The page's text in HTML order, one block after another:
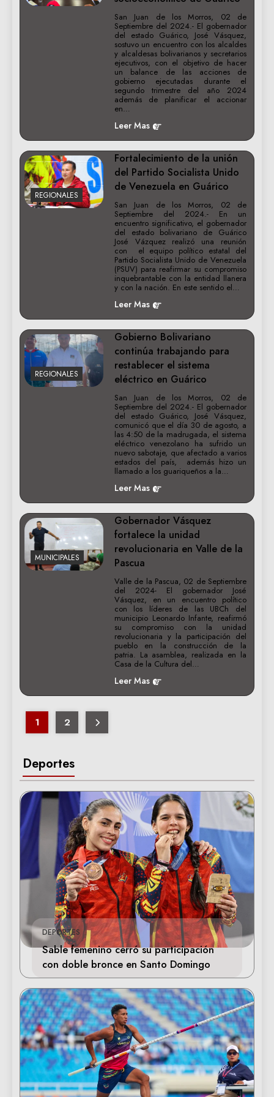
Deportes
DEPORTES
Sable femenino cerró su participación
con doble bronce en Santo Domingo
San Juan de los Morros, 02 de
Septiembre del 2024.- El gobernador
del estado Guárico, José Vásquez,
sostuvo un encuentro con los alcaldes
y alcaldesas bolivarianos y secretarios
ejecutivos, con el objetivo de hacer
un balance de las acciones de
gobierno ejecutadas durante el
segundo trimestre del año 2024
además de planificar el accionar
en…
Leer Mas
REGIONALES
Fortalecimiento de la unión
del Partido Socialista Unido
de Venezuela en Guárico
San Juan de los Morros, 02 de
Septiembre del 2024.- En un
encuentro significativo, el gobernador
del estado bolivariano de Guárico
José Vázquez realizó una reunión
con el equipo político estatal del
Partido Socialista Unido de Venezuela
(PSUV) para reafirmar su compromiso
inquebrantable con la entidad llanera
y con la nación. En este sentido el…
Leer Mas
REGIONALES
Gobierno Bolivariano
continúa trabajando para
restablecer el sistema
eléctrico en Guárico
San Juan de los Morros, 02 de
Septiembre del 2024.- El gobernador
del estado Guárico, José Vásquez,
comunicó que el día 30 de agosto, a
las 4:50 de la madrugada, el sistema
eléctrico venezolano ha sufrido un
nuevo sabotaje, que afectado a varios
estados del país, además hizo un
llamado a los guariqueños a la…
Leer Mas
MUNICIPALES
Gobernador Vásquez
fortalece la unidad
revolucionaria en Valle de la
Pascua
Valle de la Pascua, 02 de Septiembre
del 2024- El gobernador José
Vásquez, en un encuentro político
con los líderes de las UBCh del
municipio Leonardo Infante, reafirmó
su compromiso con la unidad
revolucionaria y la participación del
pueblo en la construcción de la
patria. La asamblea, realizada en la
Casa de la Cultura del…
Leer Mas
1 2